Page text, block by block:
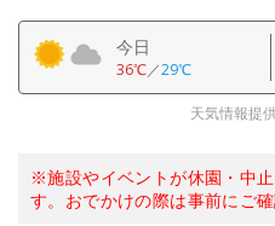
今日
36℃／29℃
天気情報提
※施設やイベントが休園・中
す。おでかけの際は事前にご確